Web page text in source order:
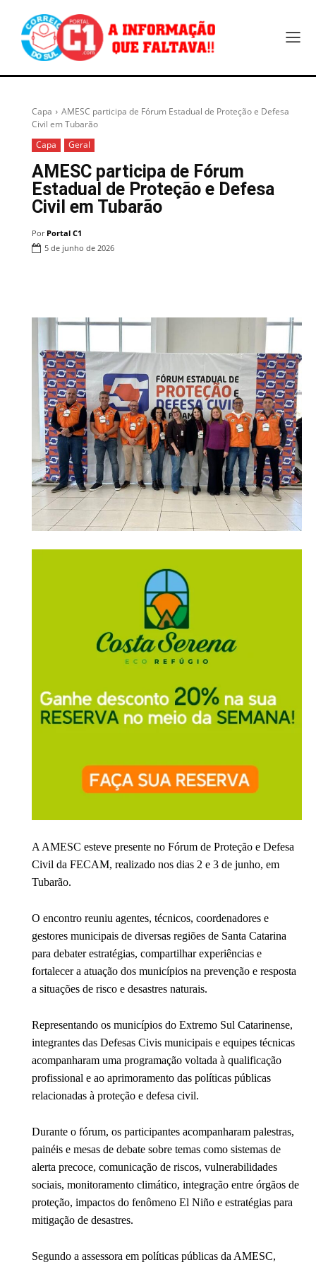
Capa
AMESC participa de Fórum Estadual de Proteção e Defesa
Civil em Tubarão
Capa
Geral
AMESC participa de Fórum
Estadual de Proteção e Defesa
Civil em Tubarão
Por Portal C1
5 de junho de 2026
A AMESC esteve presente no Fórum de Proteção e Defesa
Civil da FECAM, realizado nos dias 2 e 3 de junho, em
Tubarão.
O encontro reuniu agentes, técnicos, coordenadores e
gestores municipais de diversas regiões de Santa Catarina
para debater estratégias, compartilhar experiências e
fortalecer a atuação dos municípios na prevenção e resposta
a situações de risco e desastres naturais.
Representando os municípios do Extremo Sul Catarinense,
integrantes das Defesas Civis municipais e equipes técnicas
acompanharam uma programação voltada à qualificação
profissional e ao aprimoramento das políticas públicas
relacionadas à proteção e defesa civil.
Durante o fórum, os participantes acompanharam palestras,
painéis e mesas de debate sobre temas como sistemas de
alerta precoce, comunicação de riscos, vulnerabilidades
sociais, monitoramento climático, integração entre órgãos de
proteção, impactos do fenômeno El Niño e estratégias para
mitigação de desastres.
Segundo a assessora em políticas públicas da AMESC,